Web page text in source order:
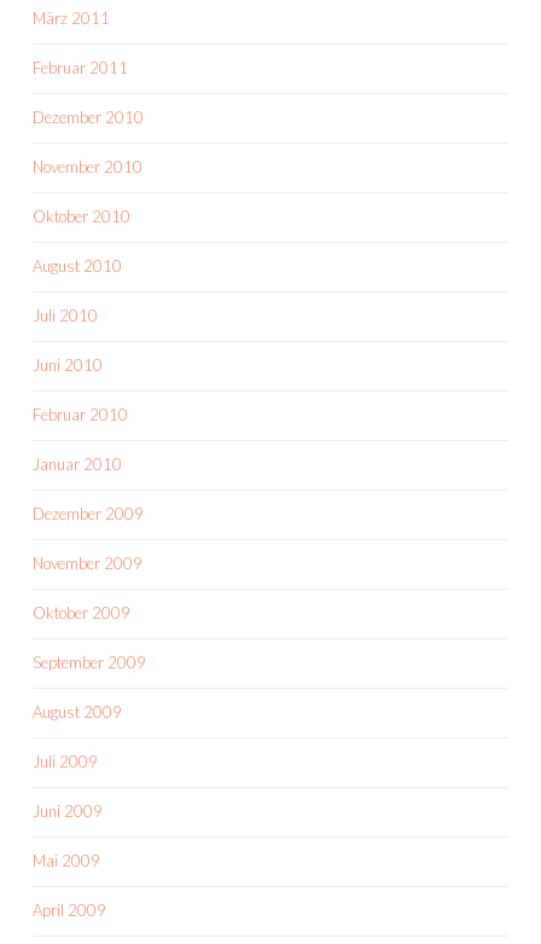
März 2011
Februar 2011
Dezember 2010
November 2010
Oktober 2010
August 2010
Juli 2010
Juni 2010
Februar 2010
Januar 2010
Dezember 2009
November 2009
Oktober 2009
September 2009
August 2009
Juli 2009
Juni 2009
Mai 2009
April 2009